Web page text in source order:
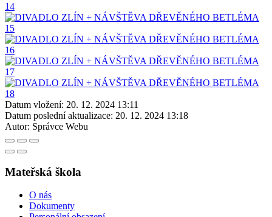
Datum vložení: 20. 12. 2024 13:11
Datum poslední aktualizace: 20. 12. 2024 13:18
Autor: Správce Webu
Mateřská škola
O nás
Dokumenty